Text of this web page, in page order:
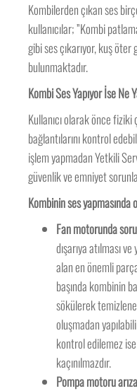
Kombilerden çıkan ses
kullanıcılar; ”Kombi
gibi ses çıkarıyor, kuş
bulunmaktadır.
Kombi Ses Yapıyor İse Ne
Kullanıcı olarak önce fiziki
bağlantılarını kontrol
işlem yapmadan Yetkili
güvenlik ve emniyet
Kombinin ses yapmasında
Fan motorunda
dışarıya atılması
alan en önemli
başında kombinin
sökülerek
oluşmadan
kontrol edilemez
kaçınılmazdır.
Pompa motoru